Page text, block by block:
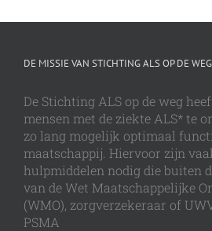
DE MISSIE VAN STICHTING ALS OP DE WEG
De Stichting ALS op de weg
mensen met de ziekte ALS* te
zo lang mogelijk optimaal
maatschappij. Hiervoor zijn
hulpmiddelen nodig die buiten
van de Wet Maatschappelijke
(WMO), zorgverzekeraar of
PSMA